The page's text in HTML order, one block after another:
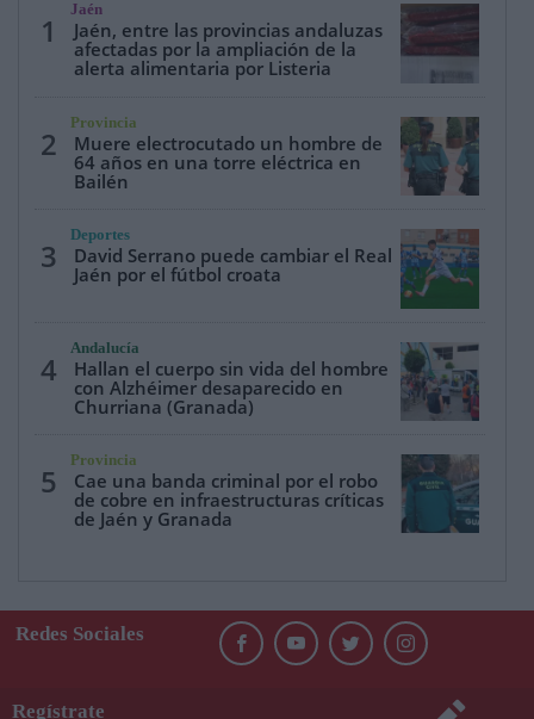
1
Jaén
Jaén, entre las provincias andaluzas
afectadas por la ampliación de la
alerta alimentaria por Listeria
2
Provincia
Muere electrocutado un hombre de
64 años en una torre eléctrica en
Bailén
3
Deportes
David Serrano puede cambiar el Real
Jaén por el fútbol croata
4
Andalucía
Hallan el cuerpo sin vida del hombre
con Alzhéimer desaparecido en
Churriana (Granada)
5
Provincia
Cae una banda criminal por el robo
de cobre en infraestructuras críticas
de Jaén y Granada
Redes Sociales
Regístrate